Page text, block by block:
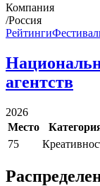
Компания
/Россия
Рейтинги
агентств
2026
Место
75